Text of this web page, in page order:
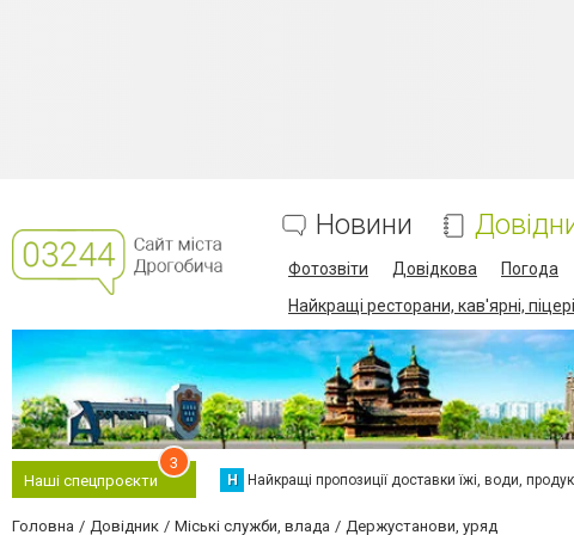
Новини
Фотозвіти Довідкова Погода
Найкращі ресторани, кав'ярні,
Наші спецпроєкти
3
Н Найкращі пропозиції доставки їжі, води,
Головна Довідник Міські служби, влада Держустанови, уряд